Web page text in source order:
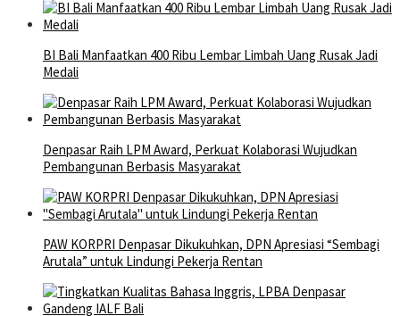
BI Bali Manfaatkan 400 Ribu Lembar Limbah Uang Rusak Jadi
Medali
Denpasar Raih LPM Award, Perkuat Kolaborasi Wujudkan
Pembangunan Berbasis Masyarakat
PAW KORPRI Denpasar Dikukuhkan, DPN Apresiasi “Sembagi
Arutala” untuk Lindungi Pekerja Rentan